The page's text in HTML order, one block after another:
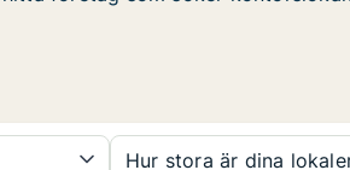
Hur stora är dina